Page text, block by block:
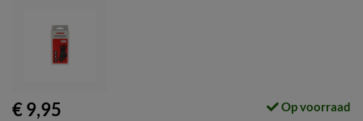
€ 9,95 Op voorraad